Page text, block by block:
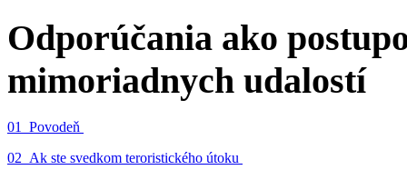
Odporúčania ako
mimoriadnych udalostí
01_Povodeň
02_Ak ste svedkom teroristického útoku